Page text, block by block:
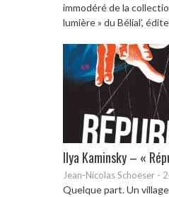
immodéré de la
lumière » du Bélial’,
Ilya Kaminsky – «
Jean-Nicolas Schoeser -
Quelque part. Un